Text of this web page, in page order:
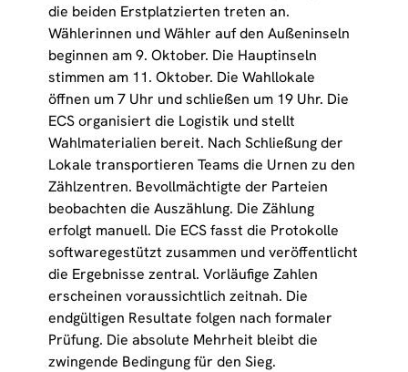
die beiden Erstplatzierten treten an.
Wählerinnen und Wähler auf den Außeninseln
beginnen am 9. Oktober. Die Hauptinseln
stimmen am 11. Oktober. Die Wahllokale
öffnen um 7 Uhr und schließen um 19 Uhr. Die
ECS organisiert die Logistik und stellt
Wahlmaterialien bereit. Nach Schließung der
Lokale transportieren Teams die Urnen zu den
Zählzentren. Bevollmächtigte der Parteien
beobachten die Auszählung. Die Zählung
erfolgt manuell. Die ECS fasst die Protokolle
softwaregestützt zusammen und veröffentlicht
die Ergebnisse zentral. Vorläufige Zahlen
erscheinen voraussichtlich zeitnah. Die
endgültigen Resultate folgen nach formaler
Prüfung. Die absolute Mehrheit bleibt die
zwingende Bedingung für den Sieg.